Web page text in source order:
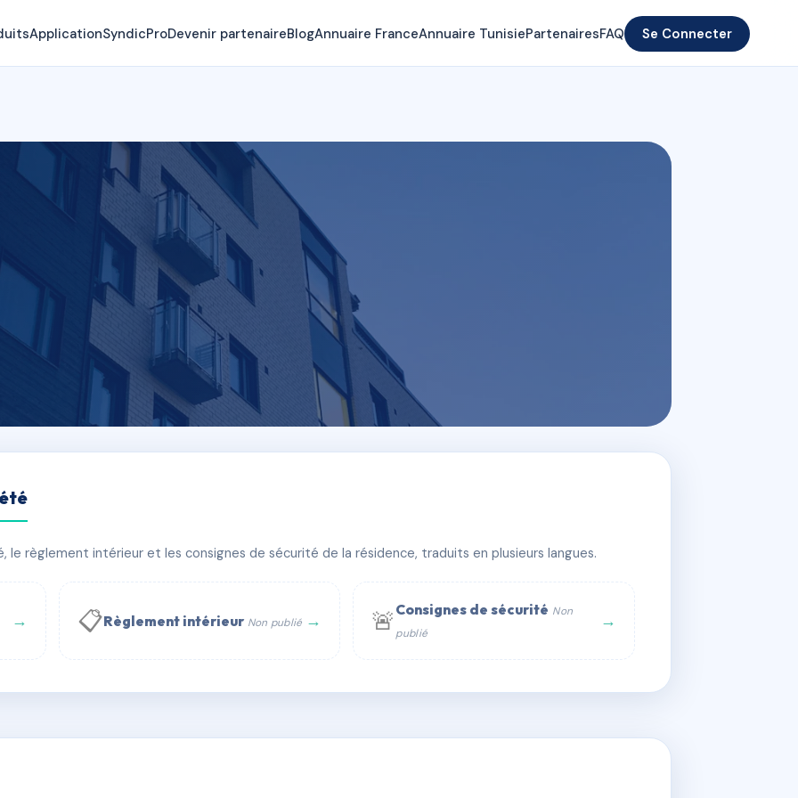
ApplicationSyndicProDevenir partenaireBlogAnnuaire FranceAnnuaire TunisiePartenairesFAQ Se Connecter
WhatsApp
règlement intérieur et les consignes de sécurité de la résidence, traduits en plusieurs langues.
→ 📋Règlement intérieur Non publié → 🚨 Consignes de sécurité Non
publié
→
AG5788807 🇫🇷